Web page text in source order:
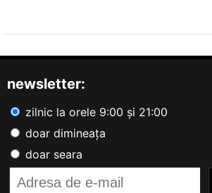
newsletter:
zilnic la orele 9:00 și 21:00
doar dimineața
doar seara